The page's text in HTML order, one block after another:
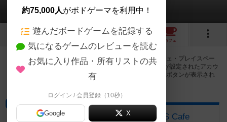
2 1
カフェ
ハイランドの古物商で遊ぶことができるボードゲームカフェ・プレイスペー
スが4店登録されています。公開プロフィールの都道府県が設定されたアカウ
ントでログインすると、同じ都道府県内の店舗に絞り込むボタンが表示され
ボードゲームカフェ
福岡ボードゲームカフェ INTALES Cafe
約75,000人がボドゲーマを利用中！
遊んだボードゲームを記録する
気になるゲームのレビューを読む
お気に入り作品・所有リストの共
有
ログイン / 会員登録（10秒）
Google X